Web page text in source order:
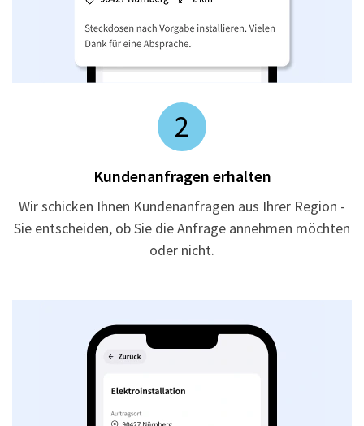
2
Kundenanfragen erhalten
Wir schicken Ihnen Kundenanfragen aus Ihrer Region -
Sie entscheiden, ob Sie die Anfrage annehmen möchten
oder nicht.